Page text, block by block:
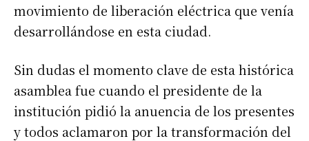
movimiento de liberación eléctrica que venía
desarrollándose en esta ciudad.
Sin dudas el momento clave de esta histórica
asamblea fue cuando el presidente de la
institución pidió la anuencia de los presentes
y todos aclamaron por la transformación del